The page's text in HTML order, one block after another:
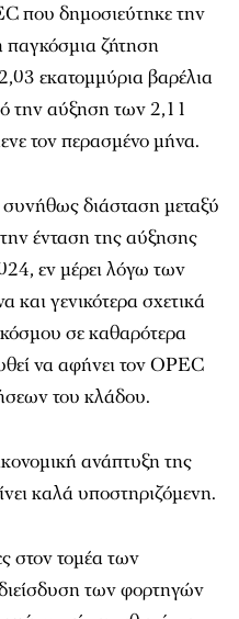
που δημοσιεύτηκε την
παγκόσμια ζήτηση
εκατομμύρια βαρέλια
την αύξηση των 2,11
τον περασμένο μήνα.
διάσταση μεταξύ
ένταση της αύξησης
εν μέρει λόγω των
και γενικότερα σχετικά
σε καθαρότερα
να αφήνει τον OPEC
του κλάδου.
ανάπτυξη της
καλά υποστηριζόμενη.
στον τομέα των
των φορτηγών